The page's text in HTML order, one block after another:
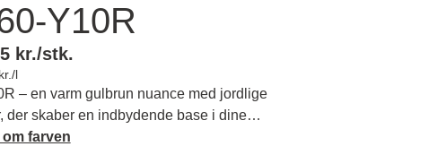
Y10R
kr./stk.
l
– en varm gulbrun nuance med jordlige
der skaber en indbydende base i dine
naturlige materialer. Læs mere om
farven